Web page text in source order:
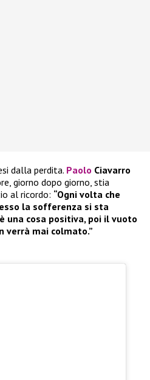
dalla perdita. Paolo Ciavarro
giorno dopo giorno, stia
al ricordo: “Ogni volta che
la sofferenza si sta
una cosa positiva, poi il vuoto
verrà mai colmato.”